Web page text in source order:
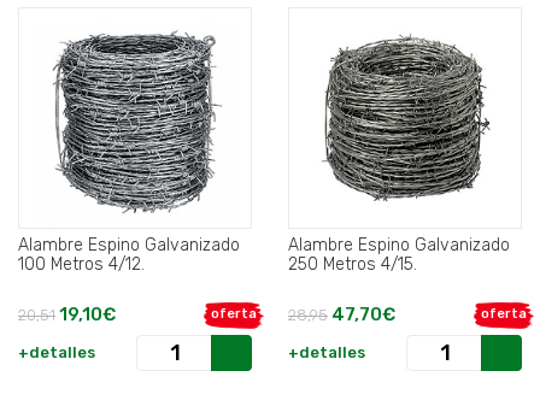
Alambre Espino Galvanizado
100 Metros 4/12.
oferta
20,51 19,10€
+detalles
Alambre Espino Galvanizado
250 Metros 4/15.
oferta
28,95 47,70€
+detalles